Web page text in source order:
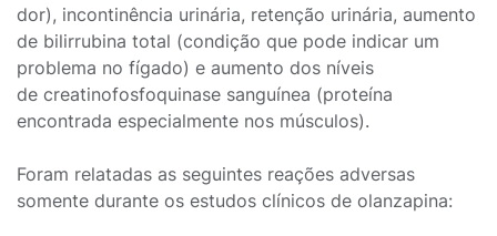
dor), incontinência urinária, retenção urinária, aumento
de bilirrubina total (condição que pode indicar um
problema no fígado) e aumento dos níveis
de creatinofosfoquinase sanguínea (proteína
encontrada especialmente nos músculos).
Foram relatadas as seguintes reações adversas
somente durante os estudos clínicos de olanzapina: